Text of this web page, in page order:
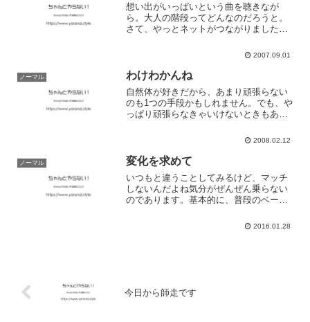
想い出がいっぱいという曲を聴きなが
ら。大人の階段ってどんなのだろうと。
さて、やっとネットがつながりました。
す。というタイミングで、先輩から「な
ねぇ」といわれｗ。スズキは...
2007.09.01
ノーマル わけわかんね
自然体が好きだから、あまり頑張らない
のも1つの手段かもしれません。でも、や
っぱり頑張らなきゃいけないときもある
かくて、なんだかいい気分でございま
ね。しーゆーとぅもろー
2008.02.12
ノーマル 変化を求めて
いつもと違うことしてみるけど、マッチ
しないんだよね気分がぜんぜん乗らない
のであります。基本的に、普段のベース
毎日の習慣があるから、違うことで変化
2016.01.28
今日から師走です